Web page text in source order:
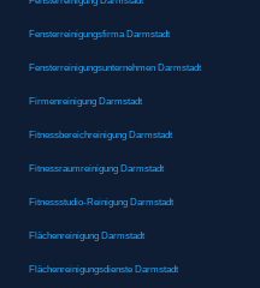
Fensterreinigungsfirma Darmstadt
Fensterreinigungsunternehmen Darmstadt
Firmenreinigung Darmstadt
Fitnessbereichreinigung Darmstadt
Fitnessraumreinigung Darmstadt
Fitnessstudio-Reinigung Darmstadt
Flächenreinigung Darmstadt
Flächenreinigungsdienste Darmstadt